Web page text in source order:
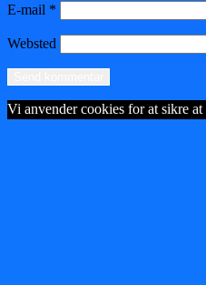
E-mail *
Websted
Vi anvender cookies for at sikre